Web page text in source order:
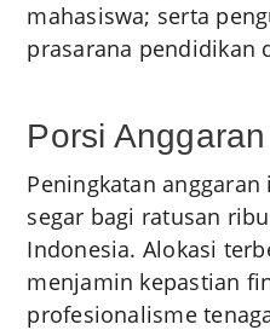
mahasiswa; serta
prasarana pendidikan
Porsi
Peningkatan
segar bagi ratusan
Indonesia. Alokasi
menjamin kepastian
profesionalisme